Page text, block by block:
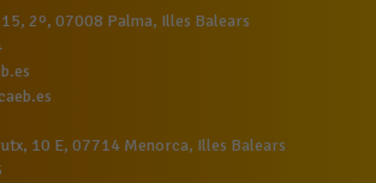
2º, 07008 Palma, Illes Balears
10 E, 07714 Menorca, Illes Balears